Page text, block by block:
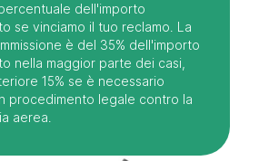
dell'importo
se vinciamo il tuo reclamo. La
è del 35% dell'importo
nella maggior parte dei casi,
15% se è necessario
procedimento legale contro la
aerea.